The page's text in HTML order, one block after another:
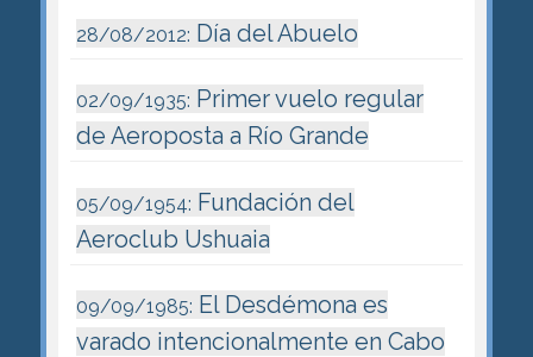
28/08/2012: Día del Abuelo
02/09/1935: Primer vuelo regular
de Aeroposta a Río Grande
05/09/1954: Fundación del
Aeroclub Ushuaia
09/09/1985: El Desdémona es
varado intencionalmente en Cabo